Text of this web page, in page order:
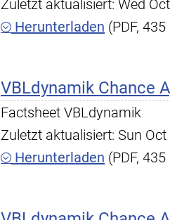
Zuletzt aktualisiert: Wed
Herunterladen (PDF,
VBLdynamik Chance
Factsheet VBLdynamik
Zuletzt aktualisiert: Sun
Herunterladen (PDF,